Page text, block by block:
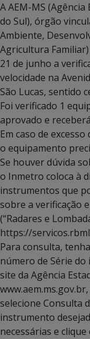
A AEM-MS
do Sul), órgão
Ambiente,
Agricultura
21 de junho a
velocidade na
São Lucas, sentido
Foi verificado 1
aprovado e
Em caso de
o equipamento
Se houver dúvida
o Inmetro coloca à
instrumentos que
sobre a verificação
(“Radares e
https://
Para consulta,
número de Série
site da Agência
selecione Consulta
instrumento
necessárias e